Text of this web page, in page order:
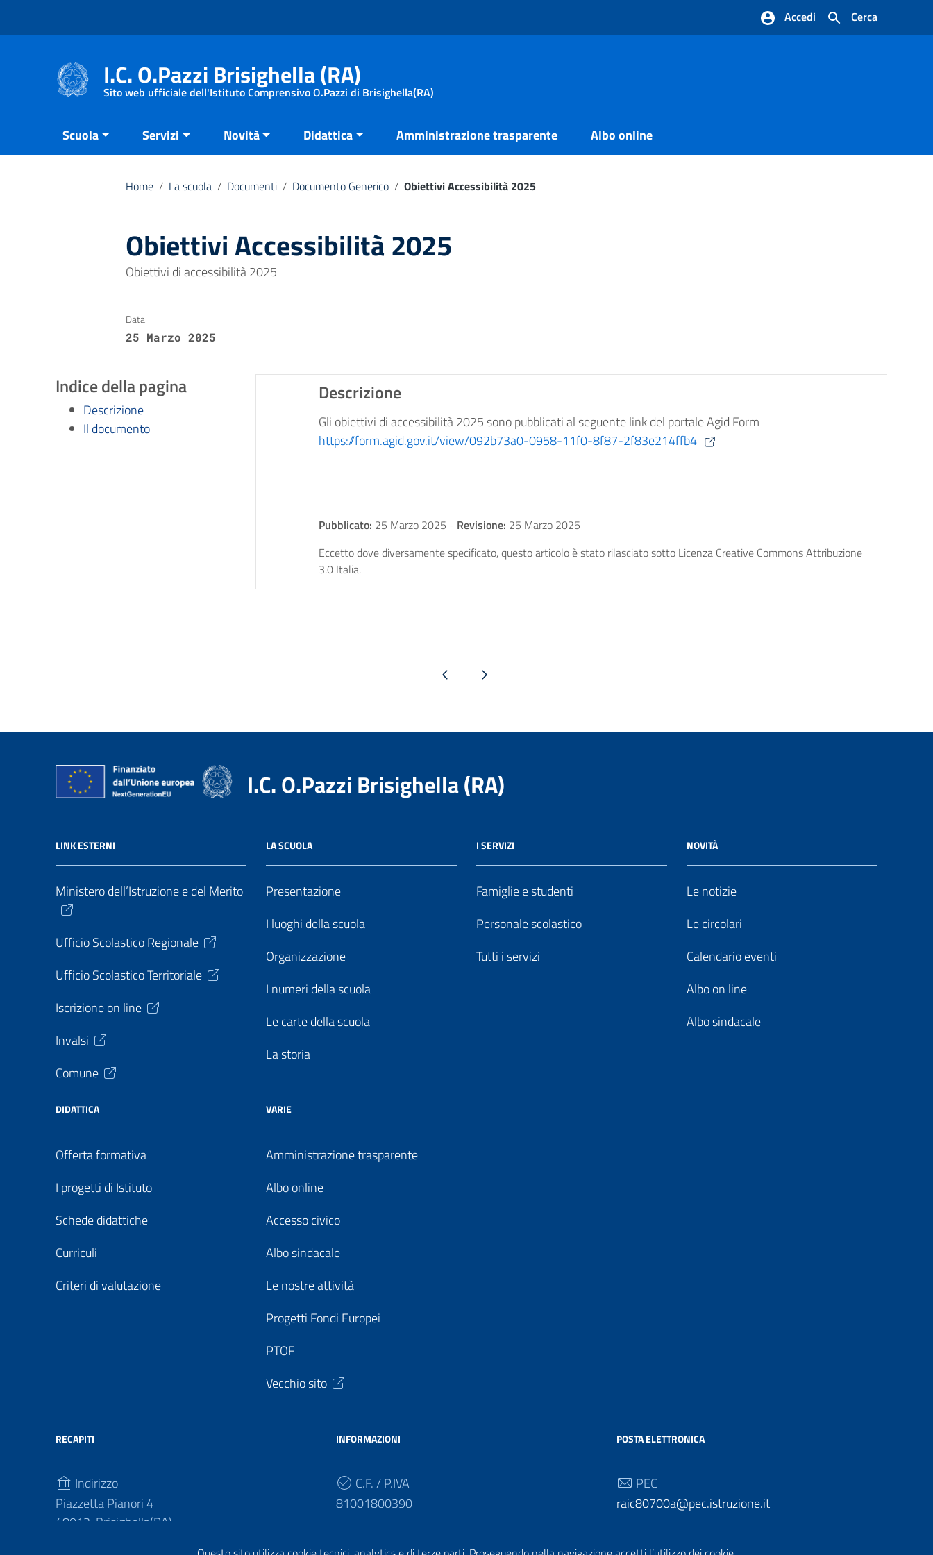
Cerca
Accedi
I.C. O.Pazzi Brisighella (RA)
Sito web ufficiale dell'Istituto Comprensivo O.Pazzi di Brisighella(RA)
Scuola Servizi Novità Didattica Amministrazione trasparente Albo online
Home / La scuola / Documenti / Documento Generico / Obiettivi Accessibilità 2025
Obiettivi Accessibilità 2025
Obiettivi di accessibilità 2025
Data:
25 Marzo 2025
Indice della pagina
Descrizione
Il documento
Descrizione
Gli obiettivi di accessibilità 2025 sono pubblicati al seguente link del portale Agid Form
https://form.agid.gov.it/view/092b73a0-0958-11f0-8f87-2f83e214ffb4
Pubblicato: 25 Marzo 2025 - Revisione: 25 Marzo 2025
Eccetto dove diversamente specificato, questo articolo è stato rilasciato sotto Licenza Creative Commons Attribuzione
3.0 Italia.
Pagina precedentePagina successiva
I.C. O.Pazzi Brisighella (RA)
LINK ESTERNI
Ministero dell’Istruzione e del Merito
Ufficio Scolastico Regionale
Ufficio Scolastico Territoriale
Iscrizione on line
Invalsi
Comune
LA SCUOLA
Presentazione
I luoghi della scuola
Organizzazione
I numeri della scuola
Le carte della scuola
La storia
I SERVIZI
Famiglie e studenti
Personale scolastico
Tutti i servizi
NOVITÀ
Le notizie
Le circolari
Calendario eventi
Albo on line
Albo sindacale
DIDATTICA
Offerta formativa
I progetti di Istituto
Schede didattiche
Curriculi
Criteri di valutazione
VARIE
Amministrazione trasparente
Albo online
Accesso civico
Albo sindacale
Le nostre attività
Progetti Fondi Europei
PTOF
Vecchio sito
RECAPITI
Indirizzo
Piazzetta Pianori 4
48013, Brisighella(RA)
INFORMAZIONI
C.F. / P.IVA
81001800390
POSTA ELETTRONICA
PEC
raic80700a@pec.istruzione.it